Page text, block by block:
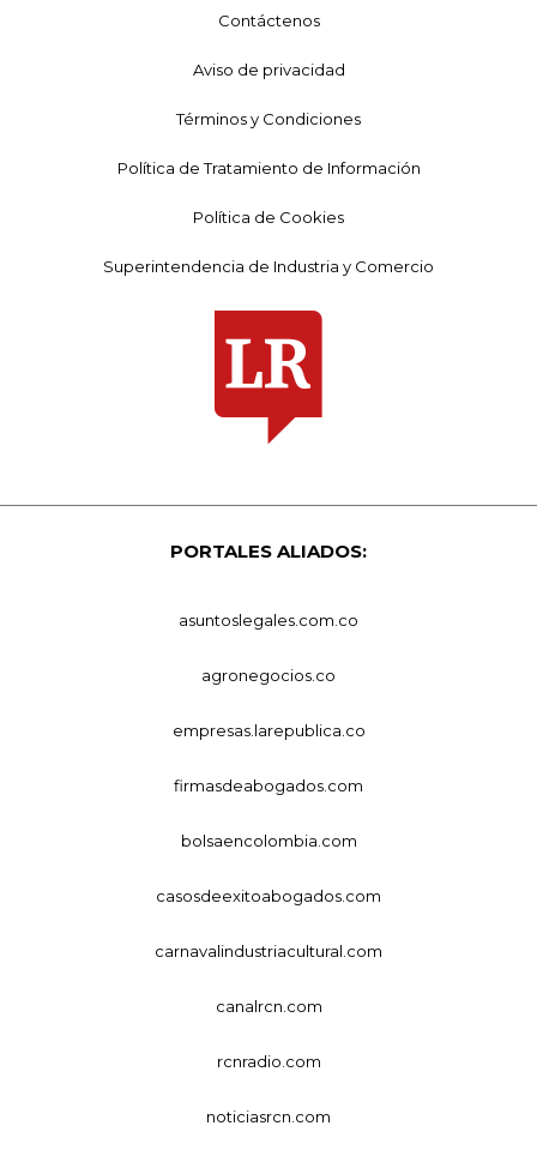
Contáctenos
Aviso de privacidad
Términos y Condiciones
Política de Tratamiento de Información
Política de Cookies
Superintendencia de Industria y Comercio
PORTALES ALIADOS:
asuntoslegales.com.co
agronegocios.co
empresas.larepublica.co
firmasdeabogados.com
bolsaencolombia.com
casosdeexitoabogados.com
carnavalindustriacultural.com
canalrcn.com
rcnradio.com
noticiasrcn.com